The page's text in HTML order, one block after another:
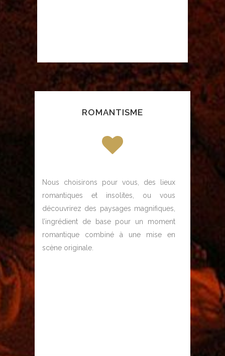
ROMANTISME
Nous choisirons pour vous, des lieux
romantiques et insolites, ou vous
découvrirez des paysages magnifiques,
l’ingrédient de base pour un moment
romantique combiné à une mise en
scène originale.